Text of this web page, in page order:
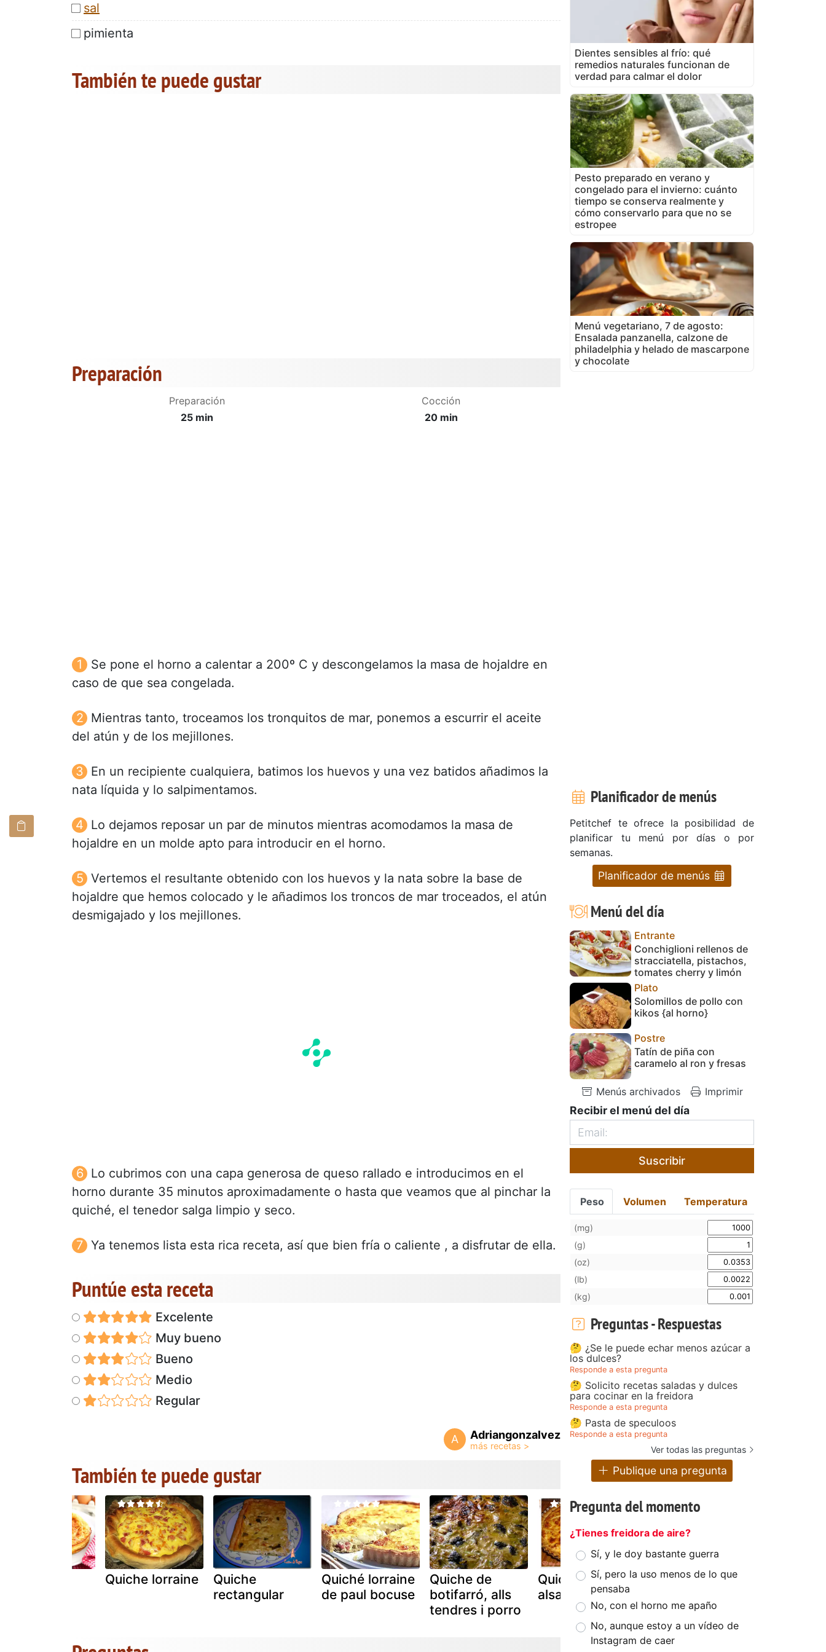
sal
pimienta
También te puede gustar
Preparación
Preparación
25 min
Cocción
20 min
Se pone el horno a calentar a 200º C y descongelamos la masa de hojaldre en
caso de que sea congelada.
Mientras tanto, troceamos los tronquitos de mar, ponemos a escurrir el aceite
del atún y de los mejillones.
En un recipiente cualquiera, batimos los huevos y una vez batidos añadimos la
nata líquida y lo salpimentamos.
Lo dejamos reposar un par de minutos mientras acomodamos la masa de
hojaldre en un molde apto para introducir en el horno.
Vertemos el resultante obtenido con los huevos y la nata sobre la base de
hojaldre que hemos colocado y le añadimos los troncos de mar troceados, el atún
desmigajado y los mejillones.
Lo cubrimos con una capa generosa de queso rallado e introducimos en el
horno durante 35 minutos aproximadamente o hasta que veamos que al pinchar la
quiché, el tenedor salga limpio y seco.
Ya tenemos lista esta rica receta, así que bien fría o caliente , a disfrutar de ella.
Puntúe esta receta
Excelente
Muy bueno
Bueno
Medio
Regular
A Adriangonzalvez
También te puede gustar
Quiche lorraine
Quiche
rectangular
Quiché lorraine
de paul bocuse
Quiche de
botifarró, alls
tendres i porro
Quiche
alsacienne
Paninis
Dientes sensibles al frío: qué
remedios naturales funcionan de
verdad para calmar el dolor
Pesto preparado en verano y
congelado para el invierno: cuánto
tiempo se conserva realmente y
cómo conservarlo para que no se
estropee
Menú vegetariano, 7 de agosto:
Ensalada panzanella, calzone de
philadelphia y helado de mascarpone
y chocolate
Planificador de menús
Petitchef te ofrece la posibilidad de
planificar tu menú por días o por
semanas.
Planificador de menús
Menú del día
Entrante
Conchiglioni rellenos de
stracciatella, pistachos,
tomates cherry y limón
Plato
Solomillos de pollo con
kikos {al horno}
Postre
Tatín de piña con
caramelo al ron y fresas
Menús archivados Imprimir
Recibir el menú del día
Suscribir
Peso Volumen Temperatura
(mg)
(g)
(oz)
(lb)
(kg)
Preguntas - Respuestas
🤔 ¿Se le puede echar menos azúcar a
los dulces?
Responde a esta pregunta
🤔 Solicito recetas saladas y dulces
para cocinar en la freidora
Responde a esta pregunta
🤔 Pasta de speculoos
Responde a esta pregunta
Ver todas las preguntas
Publique una pregunta
Pregunta del momento
¿Tienes freidora de aire?
Sí, y le doy bastante guerra
Sí, pero la uso menos de lo que
pensaba
No, con el horno me apaño
No, aunque estoy a un vídeo de
Instagram de caer